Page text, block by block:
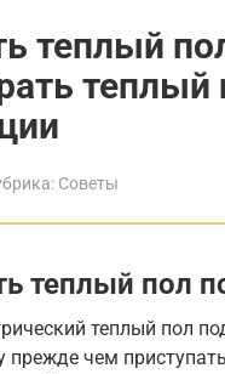
теплый
теплый
Советы
теплый пол
теплый пол
прежде чем